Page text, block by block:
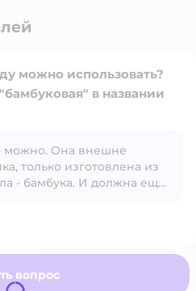
Открыть вопрос
можно использовать?
в названии
можно. Она внешне
только изготовлена из
- бамбука. И должна еще
вопрос